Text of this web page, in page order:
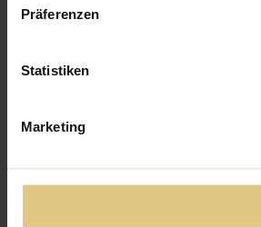
Präferenzen
Statistiken
Marketing